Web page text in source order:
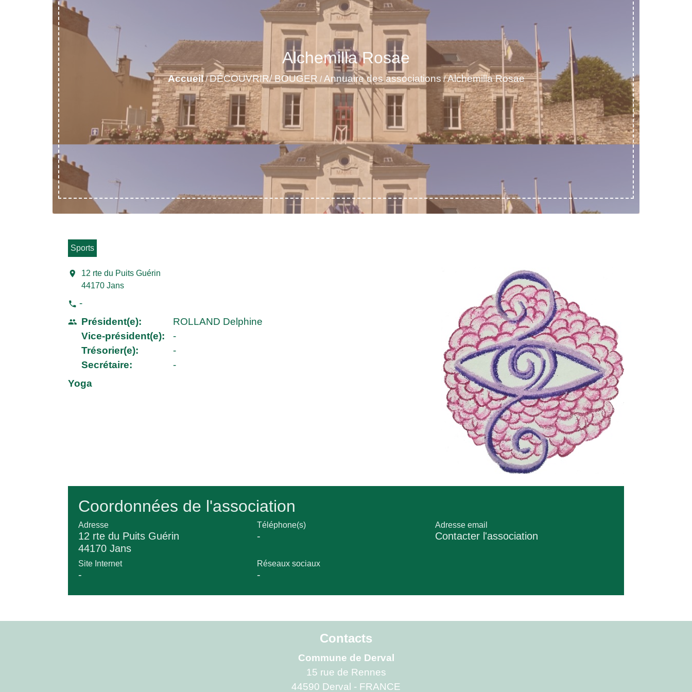
Alchemilla Rosae
Accueil/DÉCOUVRIR/ BOUGER /Annuaire des associations/Alchemilla Rosae
Sports
location_on
12 rte du Puits Guérin
44170 Jans
phone -
people Président(e):
Vice-président(e):
Trésorier(e):
Secrétaire:
ROLLAND Delphine
-
-
-
Yoga
Coordonnées de l'association
Adresse
12 rte du Puits Guérin
44170 Jans
Téléphone(s)
-
Adresse email
Contacter l'association
Site Internet
-
Réseaux sociaux
-
Contacts
Commune de Derval
15 rue de Rennes
44590 Derval - FRANCE